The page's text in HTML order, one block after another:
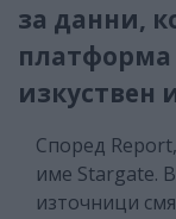
за данни,
платформа
изкуствен
Според
име Stargate.
източници